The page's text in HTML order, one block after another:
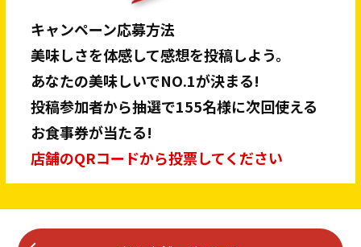
キャンペーン応募方法
美味しさを体感して感想を投稿しよう。
あなたの美味しいでNO.1が決まる!
投稿参加者から抽選で155名様に次回使える
お食事券が当たる!
店舗のQRコードから投票してください